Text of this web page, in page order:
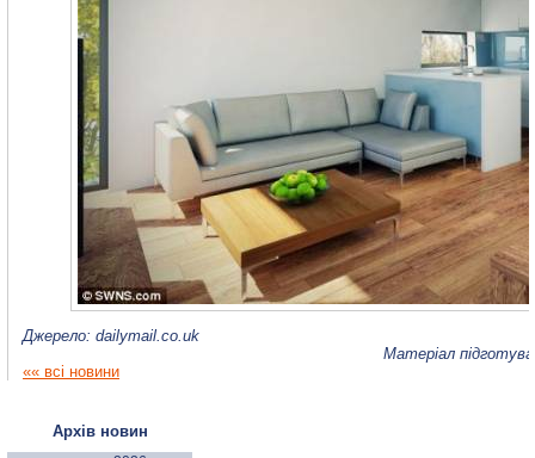
Джерело: dailymail.co.uk
Матеріал
«« всі новини
Архів новин